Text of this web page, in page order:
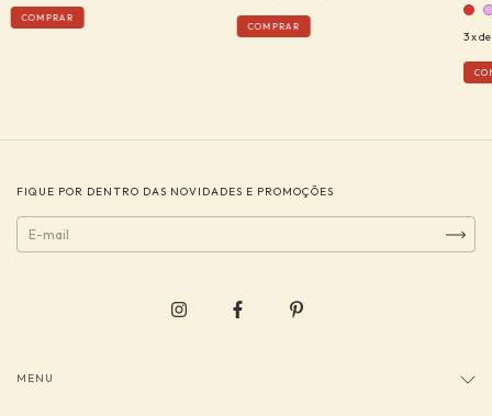
COMPRAR
COMPRAR
3x de
FIQUE POR DENTRO DAS NOVIDADES E PROMOÇÕES
MENU